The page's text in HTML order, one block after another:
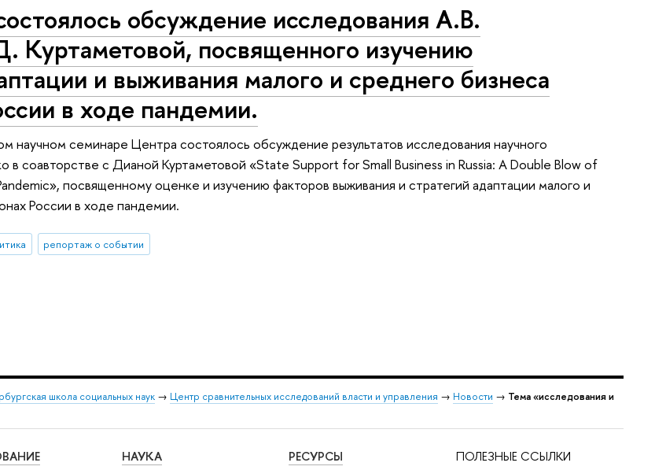
обсуждение исследования А.В.
Куртаметовой, посвященного изучению
и выживания малого и среднего бизнеса
в ходе пандемии.
научном семинаре Центра состоялось обсуждение результатов исследования научного
в соавторстве с Дианой Куртаметовой «State Support for Small Business in Russia: A Double Blow of
посвященному оценке и изучению факторов выживания и стратегий адаптации малого и
России в ходе пандемии.
репортаж о событии
школа социальных наук → Центр сравнительных исследований власти и управления → Новости → Тема «исследования и
НАУКА РЕСУРСЫ ПОЛЕЗНЫЕ ССЫЛКИ